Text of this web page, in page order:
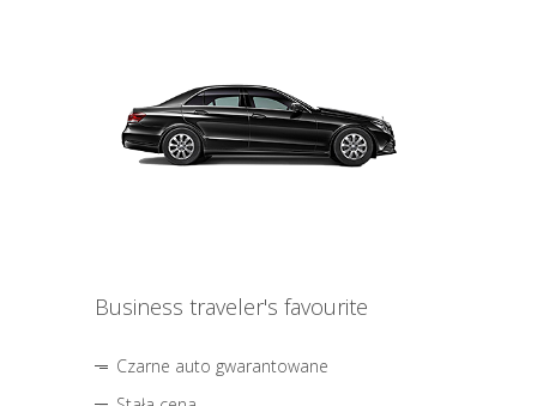
Business traveler's favourite
Czarne auto gwarantowane